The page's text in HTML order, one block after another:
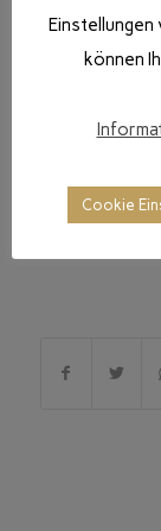
1.
Einstellungen
können
Cookie